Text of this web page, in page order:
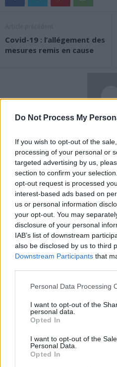
Do Not Process My
If you wish to opt-out of the
processing of your personal or
targeted advertising by us,
section to confirm your
opt-out request is processed
interest-based ads based on
us or personal information
your opt-out. You may
disclosure of your personal
IAB’s list of downstream
also be disclosed by us to third
Downstream Participants that
Personal Data Processing
I want to opt-out of the
personal data.
Opted In
I want to opt-out of the
Personal Data.
Opted In
Covid-19 : l’allégement des
mesures remis en cause
https://
ARTICLES CONNEXES
Santé
essentiels des
cardiologues pour
éviter le danger
Éclipse du 12
attention à la
lunettes de
Populaires
Médicament retiré en urgence pour